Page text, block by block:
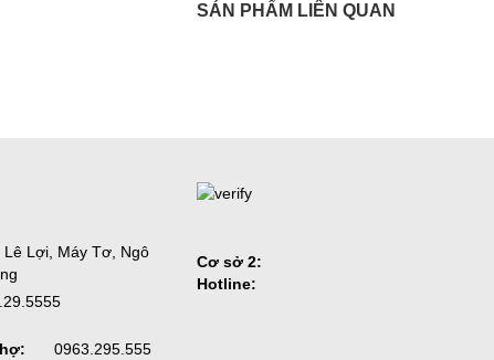
SẢN PHẨM LIÊN QUAN
Lê Lợi, Máy Tơ, Ngô
Cơ sở 2:
Hotline:
0963.295.555